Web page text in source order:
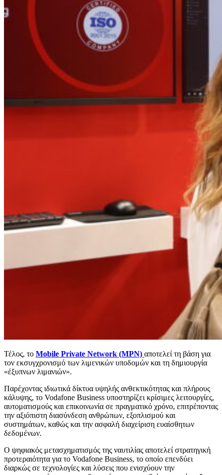
Τέλος, το Mobile Private Network (MPN) αποτελεί τη βάση για
τον εκσυγχρονισμό των λιμενικών υποδομών και τη δημιουργία
«έξυπνων λιμανιών».
Παρέχοντας ιδιωτικά δίκτυα υψηλής ανθεκτικότητας και πλήρους
κάλυψης, το Vodafone Business υποστηρίζει κρίσιμες λειτουργίες,
αυτοματισμούς και επικοινωνία σε πραγματικό χρόνο, επιτρέποντας
την αξιόπιστη διασύνδεση ανθρώπων, εξοπλισμού και
συστημάτων, καθώς και την ασφαλή διαχείριση ευαίσθητων
δεδομένων.
Ο ψηφιακός μετασχηματισμός της ναυτιλίας αποτελεί στρατηγική
προτεραιότητα για το Vodafone Business, το οποίο επενδύει
διαρκώς σε τεχνολογίες και λύσεις που ενισχύουν την